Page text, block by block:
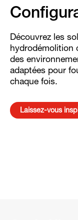
Découvrez les
hydrodémolition
des
adaptées pour
chaque fois.
Laissez-vous